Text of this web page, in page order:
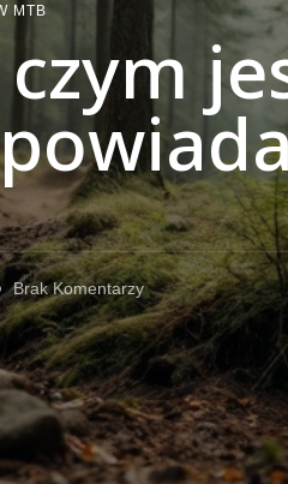
MTB
Brak KomentarzyDo
Rower
Trail
MTB
–
Czym